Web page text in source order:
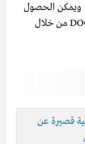
ويمكن الحصول
على ملف اذاعة مدرسية متكاملة عن رمضان DOC من خلال
قصيرة عن